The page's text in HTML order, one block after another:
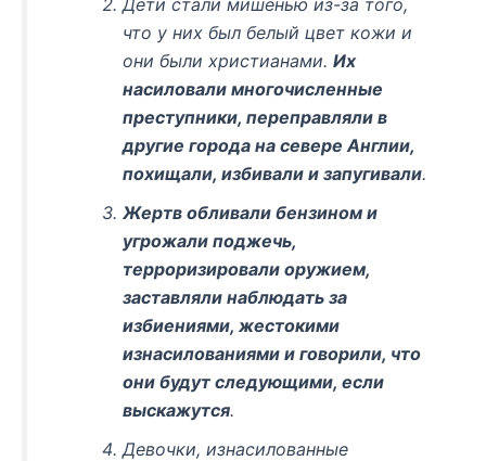
что у них был белый цвет кожи и
они были христианами.Их
насиловали многочисленные
преступники, переправляли в
другие города на севере Англии,
похищали, избивали и запугивали.
Жертв обливали бензином и
угрожали поджечь,
терроризировали оружием,
заставляли наблюдать за
избиениями, жестокими
изнасилованиями и говорили, что
они будут следующими, если
выскажутся.
Девочки, изнасилованные